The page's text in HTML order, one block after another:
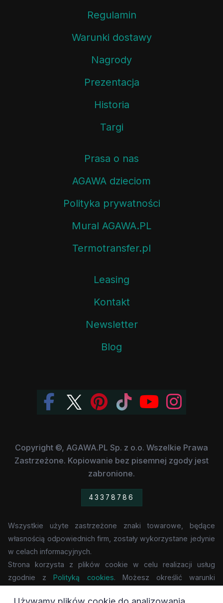
Regulamin
Warunki dostawy
Nagrody
Prezentacja
Historia
Targi
Prasa o nas
AGAWA dzieciom
Polityka prywatności
Mural AGAWA.PL
Termotransfer.pl
Leasing
Kontakt
Newsletter
Blog
Copyright ©, AGAWA.PL Sp. z o.o. Wszelkie Prawa
Zastrzeżone. Kopiowanie bez pisemnej zgody jest
zabronione.
43378786
Wszystkie użyte zastrzeżone znaki towarowe, będące
własnością odpowiednich firm, zostały wykorzystane jedynie
w celach informacyjnych.
Strona korzysta z plików cookie w celu realizacji usług
zgodnie zPolityką cookies. Możesz określić warunki